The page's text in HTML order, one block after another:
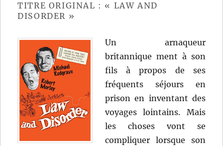
TITRE ORIGINAL : « LAW AND
DISORDER »
Un arnaqueur
britannique ment à son
fils à propos de ses
fréquents séjours en
prison en inventant des
voyages lointains. Mais
les choses vont se
compliquer lorsque son